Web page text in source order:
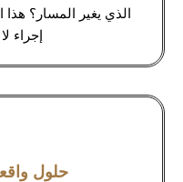
الذي يغير المسار؟ هذا
إجراء
حلول